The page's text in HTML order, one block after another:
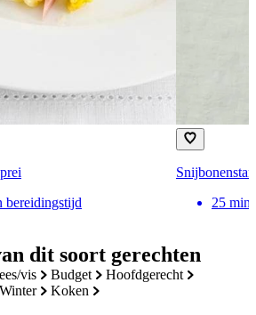
dit soort gerechten
vis budget
hoofdgerecht
winter koken
bereidingstijd
25 min